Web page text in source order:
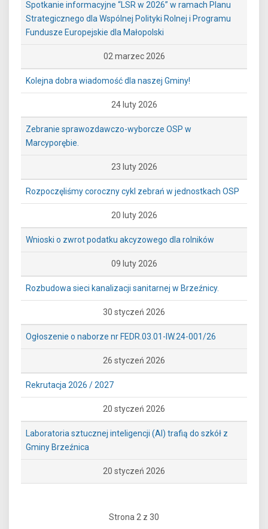
Spotkanie informacyjne “LSR w 2026” w ramach Planu
Strategicznego dla Wspólnej Polityki Rolnej i Programu
Fundusze Europejskie dla Małopolski
02 marzec 2026
Kolejna dobra wiadomość dla naszej Gminy!
24 luty 2026
Zebranie sprawozdawczo-wyborcze OSP w
Marcyporębie.
23 luty 2026
Rozpoczęliśmy coroczny cykl zebrań w jednostkach OSP
20 luty 2026
Wnioski o zwrot podatku akcyzowego dla rolników
09 luty 2026
Rozbudowa sieci kanalizacji sanitarnej w Brzeźnicy.
30 styczeń 2026
Ogłoszenie o naborze nr FEDR.03.01-IW.24-001/26
26 styczeń 2026
Rekrutacja 2026 / 2027
20 styczeń 2026
Laboratoria sztucznej inteligencji (AI) trafią do szkół z
Gminy Brzeźnica
20 styczeń 2026
Strona 2 z 30